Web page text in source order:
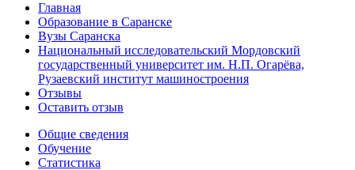
Главная
Образование в Саранске
Вузы Саранска
Национальный исследовательский Мордовский
государственный университет им. Н.П. Огарёва,
Рузаевский институт машиностроения
Отзывы
Оставить отзыв
Общие сведения
Обучение
Статистика